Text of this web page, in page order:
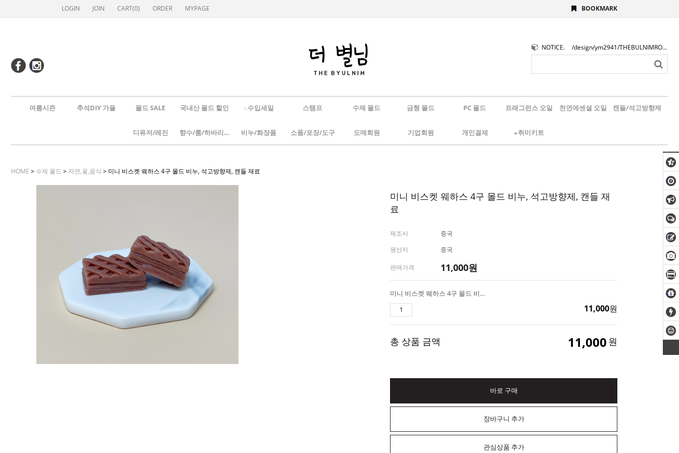
LOGIN JOIN CART(0) ORDER MYPAGE BOOKMARK
NOTICE. /design/ym2941/THEBULNIMROGO.png
여름시즌 추석DIY 가을 몰드 SALE 국내산 몰드 할인 ☆수입세일 스탬프 수제 몰드 금형 몰드 PC 몰드 프래그런스 오일 천연에센셜 오일 캔들/석고방향제
디퓨저/레진 향수/룸/하바리움 비누/화장품 소품/포장/도구 도매회원 기업회원 개인결제 ★취미키트
HOME > 수제 몰드 > 자연,꽃,음식 > 미니 비스켓 웨하스 4구 몰드 비누, 석고방향제, 캔들 재료
미니 비스켓 웨하스 4구 몰드 비누, 석고방향제, 캔들 재
료
제조사
중국
원산지
중국
판매가격 11,000원
미니 비스켓 웨하스 4구 몰드 비누, 석고방향제, 캔들 재료
11,000원
총 상품 금액 11,000 원
바로 구매
장바구니 추가
관심상품 추가